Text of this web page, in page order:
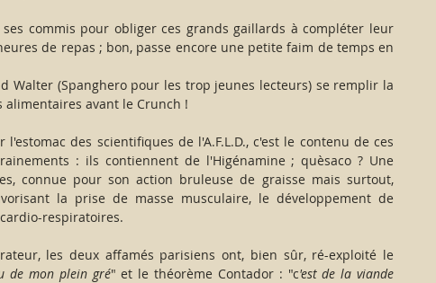
commis pour obliger ces grands gaillards à compléter leur
de repas ; bon, passe encore une petite faim de temps en
Walter (Spanghero pour les trop jeunes lecteurs) se remplir la
alimentaires avant le Crunch !
des scientifiques de l'A.F.L.D., c'est le contenu de ces
: ils contiennent de l'Higénamine ; quèsaco ? Une
connue pour son action bruleuse de graisse mais surtout,
la prise de masse musculaire, le développement de
respiratoires.
les deux affamés parisiens ont, bien sûr, ré-exploité le
de mon plein gré" et le théorème Contador : "c'est de la viande